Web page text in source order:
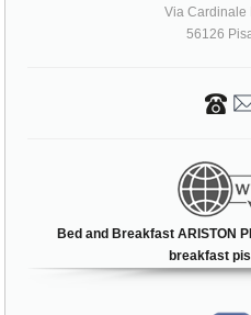
Via Cardinale
56126
Bed and Breakfast ARISTON
breakfast